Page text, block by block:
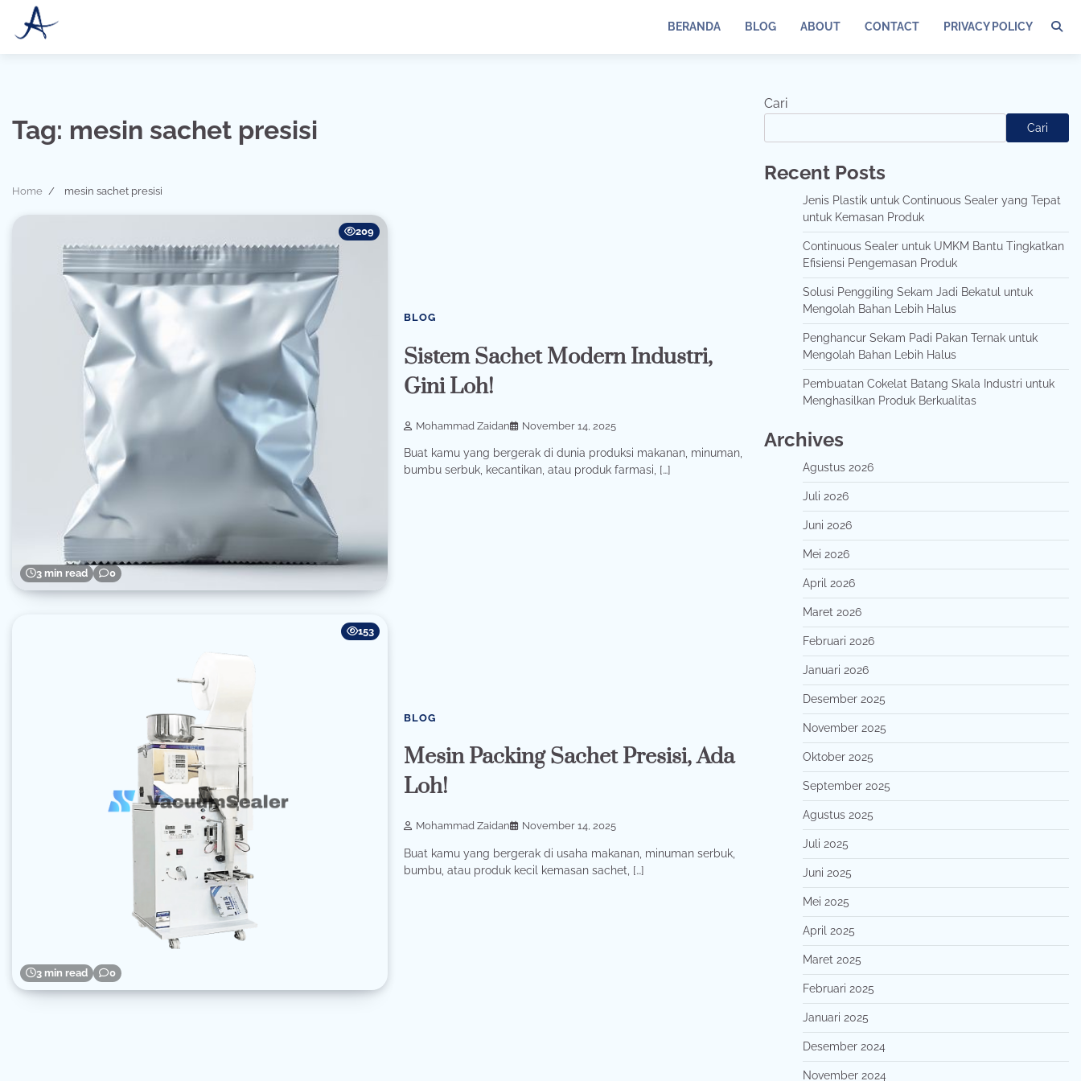
BERANDA BLOG ABOUT CONTACT PRIVACY POLICY
Tag: mesin sachet presisi
Home mesin sachet presisi
3 min read 0
209
BLOG
Sistem Sachet Modern Industri,
Gini Loh!
Mohammad Zaidan November 14, 2025
Buat kamu yang bergerak di dunia produksi makanan, minuman,
bumbu serbuk, kecantikan, atau produk farmasi, […]
3 min read 0
153
BLOG
Mesin Packing Sachet Presisi, Ada
Loh!
Mohammad Zaidan November 14, 2025
Buat kamu yang bergerak di usaha makanan, minuman serbuk,
bumbu, atau produk kecil kemasan sachet, […]
Cari
Cari
Recent Posts
Jenis Plastik untuk Continuous Sealer yang Tepat
untuk Kemasan Produk
Continuous Sealer untuk UMKM Bantu Tingkatkan
Efisiensi Pengemasan Produk
Solusi Penggiling Sekam Jadi Bekatul untuk
Mengolah Bahan Lebih Halus
Penghancur Sekam Padi Pakan Ternak untuk
Mengolah Bahan Lebih Halus
Pembuatan Cokelat Batang Skala Industri untuk
Menghasilkan Produk Berkualitas
Archives
Agustus 2026
Juli 2026
Juni 2026
Mei 2026
April 2026
Maret 2026
Februari 2026
Januari 2026
Desember 2025
November 2025
Oktober 2025
September 2025
Agustus 2025
Juli 2025
Juni 2025
Mei 2025
April 2025
Maret 2025
Februari 2025
Januari 2025
Desember 2024
November 2024